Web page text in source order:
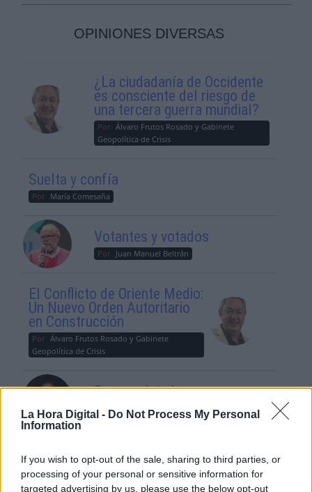
La Hora Digital - Do Not Process My Personal
Information
If you wish to opt-out of the sale, sharing to third parties, or
processing of your personal or sensitive information for
targeted advertising by us, please use the below opt-out
OPINIONES DIVERSAS
¿La ciudadanía de Occidente
es consciente del riesgo de
una tercera guerra mundial?
Por Álvaro Frutos Rosado y Gabinete
Geopolítica de Crisis
Suelta y confía
Por María Comesaña
Votantes y votados
Por Juan Manuel Beltrán
El Conflicto de Oriente Medio:
Un Nuevo Orden Autoritario
en Construcción
Por Álvaro Frutos Rosado y Gabinete
Geopolítica de Crisis
Reconquista leonesa
Por Carlos Miranda
mi pesadilla
Por María Pérez Herrero